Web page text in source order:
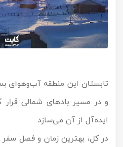
تابستان این منطقه آب‌وهوای
و در مسیر بادهای شمالی قرار
ایده‌آل از آن می‌سازد.
در کل، بهترین زمان و فصل سفر